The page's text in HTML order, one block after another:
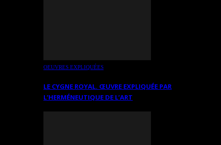
OEUVRES EXPLIQUÉES
LE CYGNE ROYAL. ŒUVRE EXPLIQUÉE PAR
L’HERMÉNEUTIQUE DE L’ART